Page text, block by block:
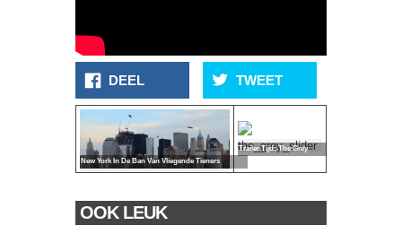
DEEL TWEET
New York In De Ban Van Vliegende Tieners
Trailer Tijd: The Grey
OOK LEUK